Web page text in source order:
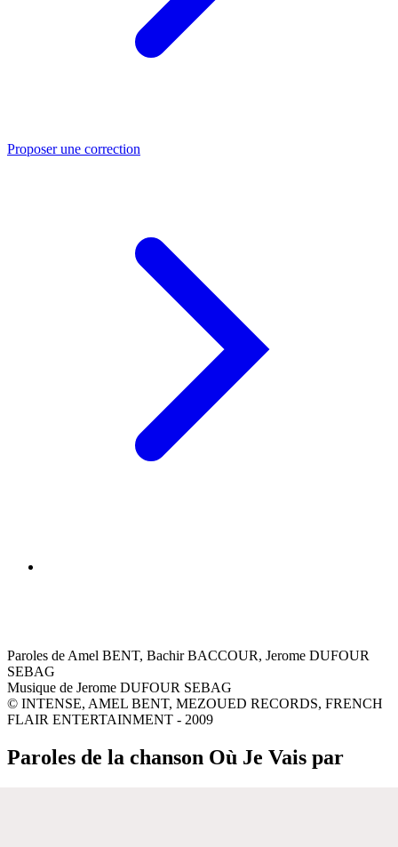
Proposer une correction
Paroles de Amel BENT, Bachir BACCOUR, Jerome DUFOUR
SEBAG
Musique de Jerome DUFOUR SEBAG
© INTENSE, AMEL BENT, MEZOUED RECORDS, FRENCH
FLAIR ENTERTAINMENT - 2009
Paroles de la chanson Où Je Vais par